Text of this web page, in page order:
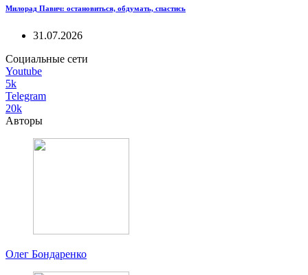
Милорад Павич: остановиться, обдумать, спастись
31.07.2026
Социальные сети
Youtube
5k
Telegram
20k
Авторы
Олег Бондаренко